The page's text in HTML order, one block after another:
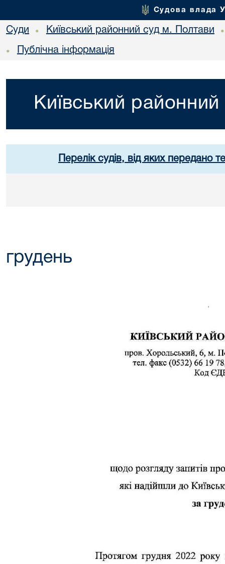
Судова влада
Суди • Київський районний суд м. Полтави •
• Публічна інформація
Київський
Перелік судів, від яких передано
грудень